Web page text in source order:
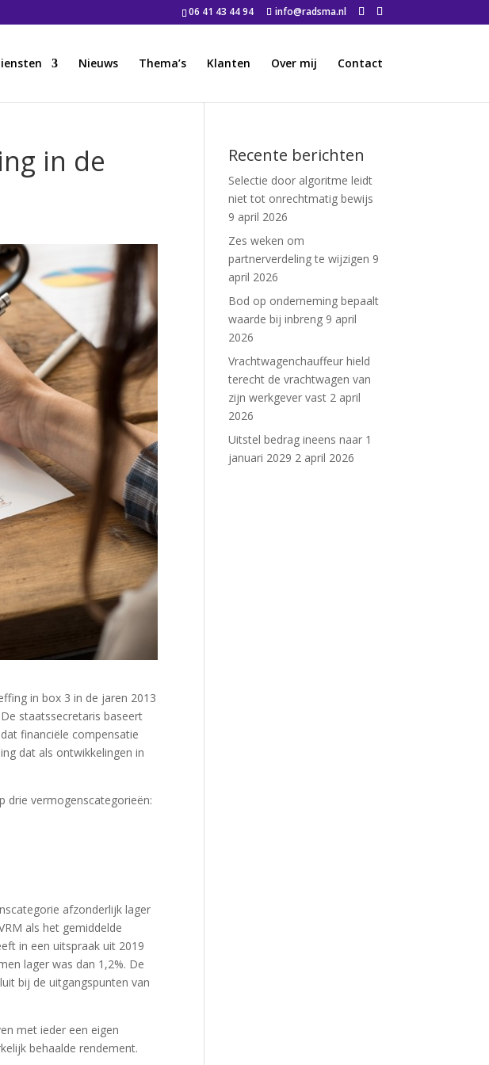
06 41 43 44 94 info@radsma.nl
Nieuws Thema’s Klanten Over mij Contact
in de
in box 3 in de jaren 2013
staatssecretaris baseert
financiële compensatie
dat als ontwikkelingen in
drie vermogenscategorieën:
afzonderlijk lager
als het gemiddelde
in een uitspraak uit 2019
lager was dan 1,2%. De
bij de uitgangspunten van
met ieder een eigen
behaalde rendement.
Recente berichten
Selectie door algoritme leidt
niet tot onrechtmatig bewijs
9 april 2026
Zes weken om
partnerverdeling te wijzigen 9
april 2026
Bod op onderneming bepaalt
waarde bij inbreng 9 april
2026
Vrachtwagenchauffeur hield
terecht de vrachtwagen van
zijn werkgever vast 2 april
2026
Uitstel bedrag ineens naar 1
januari 2029 2 april 2026